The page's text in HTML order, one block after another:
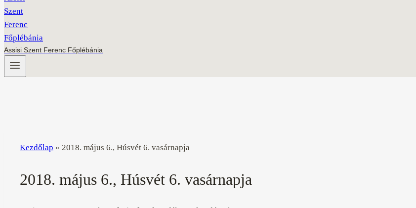
Assisi Szent Ferenc Főplébánia
Kezdőlap » 2018. május 6., Húsvét 6. vasárnapja
2018. május 6., Húsvét 6. vasárnapja